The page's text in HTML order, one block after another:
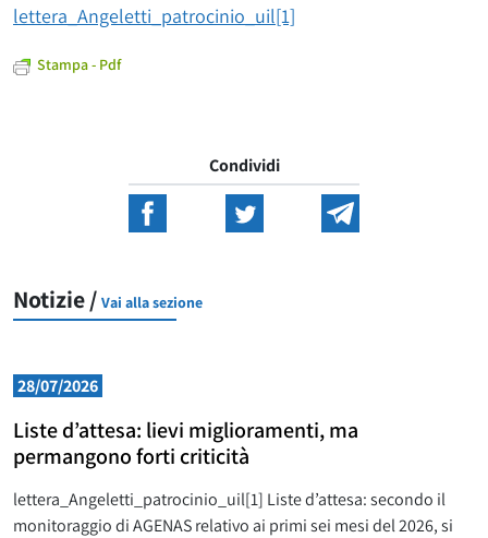
lettera_Angeletti_patrocinio_uil[1]
Stampa - Pdf
Condividi
Notizie / Vai alla sezione
28/07/2026
Liste d’attesa: lievi miglioramenti, ma
permangono forti criticità
lettera_Angeletti_patrocinio_uil[1] Liste d’attesa: secondo il
monitoraggio di AGENAS relativo ai primi sei mesi del 2026, si